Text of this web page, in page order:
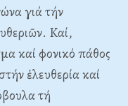
γιά τήν
Kαί,
καί φονικό πάθος
ἐλευθερία καί
τή